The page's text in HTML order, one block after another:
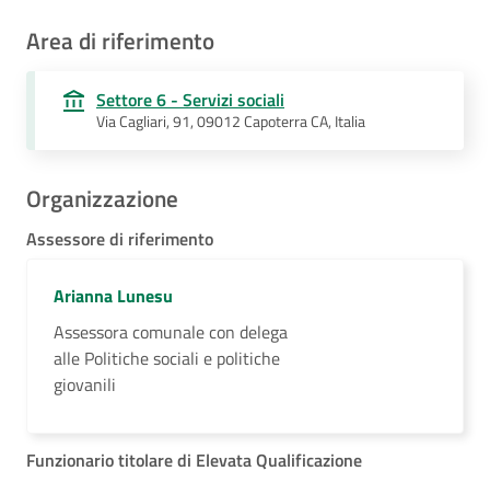
Area di riferimento
Settore 6 - Servizi sociali
Via Cagliari, 91, 09012 Capoterra CA, Italia
Organizzazione
Assessore di riferimento
Arianna Lunesu
Assessora comunale con delega
alle Politiche sociali e politiche
giovanili
Funzionario titolare di Elevata Qualificazione